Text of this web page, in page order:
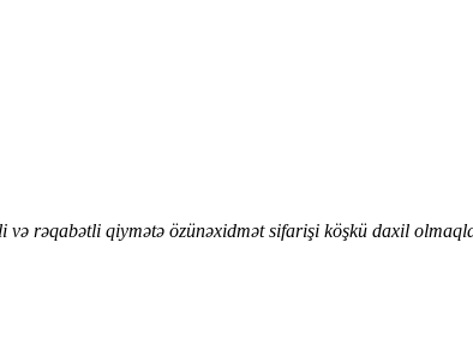
rəqabətli qiymətə özünəxidmət sifarişi köşkü daxil